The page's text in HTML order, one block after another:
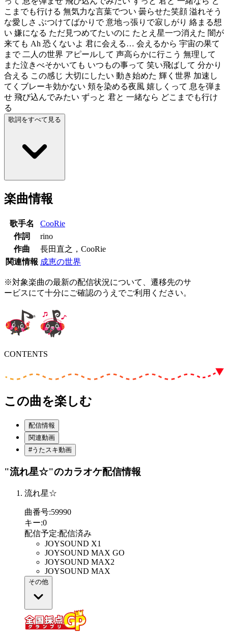
こまでも行ける 無気力な言葉でつい 曇らせた笑顔 溢れそう
な愛しさ ぶつけてばかりで 意地っ張りで寂しがり 絡まる想
い 嫌になる ただ見つめてたいのに たとえ星一つ消えた 闇が
来ても Ah 恐くないよ 君に会える… 会えるから 宇宙の果て
まで 二人の世界 アピールして 声高らかに行こう 無理して
また泣きべそかいても いつもの事って 笑い飛ばして 分かり
合える この感じ 大切にしたい 動き始めた 輝く世界 加速し
てくブレーキ効かない 頬を染める夜風 嬉しくって 息を弾ま
せ 飛び込んでみたい ずっと 君と 一緒なら どこまでも行け
る
歌詞をすべて見る
楽曲情報
歌手名
CooRie
作詞
rino
作曲
長田直之，CooRie
関連情報 成恵の世界
※対象楽曲の最新の配信状況について、遷移先のサ
ービスにて十分にご確認のうえでご利用ください。
CONTENTS
この曲を楽しむ
配信情報
関連動画
#うたスキ動画
"流れ星☆"のカラオケ配信情報
流れ星☆
曲番号:59990
キー:0
配信予定:配信済み
JOYSOUND X1
JOYSOUND MAX GO
JOYSOUND MAX2
JOYSOUND MAX
その他